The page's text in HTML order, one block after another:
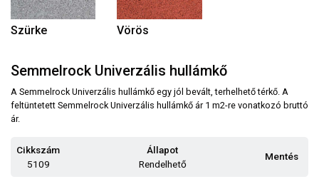
Szürke Vörös
Semmelrock Univerzális hullámkő
A Semmelrock Univerzális hullámkő egy jól bevált, terhelhető térkő. A
feltüntetett Semmelrock Univerzális hullámkő ár 1 m2-re vonatkozó bruttó
ár.
Cikkszám
5109
Állapot
Rendelhető
Mentés